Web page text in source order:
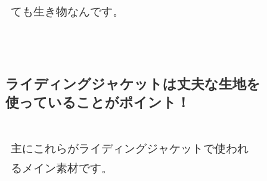
ても生き物なんです。
ライディングジャケットは丈夫な生地を
使っていることがポイント！
主にこれらがライディングジャケットで使われ
るメイン素材です。